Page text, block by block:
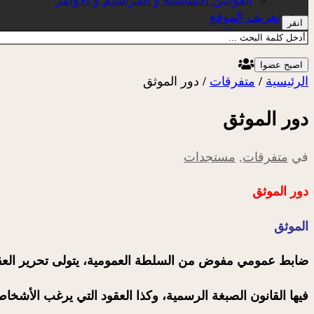
تعريف الموقع
عن الموقع
انقر
اصبح عضوا
الرئيسية / متفرقات / دور الموثق
دور الموثق
في متفرقات, مستجدات
دور الموثق
الموثق
ضابط عمومي مفوض من السلطة العمومية، يتولى تحرير
فيها القانون الصبغة الرسمية، وكذا العقود التي يرغب